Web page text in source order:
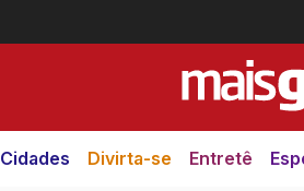
Cidades Divirta-se Entretê